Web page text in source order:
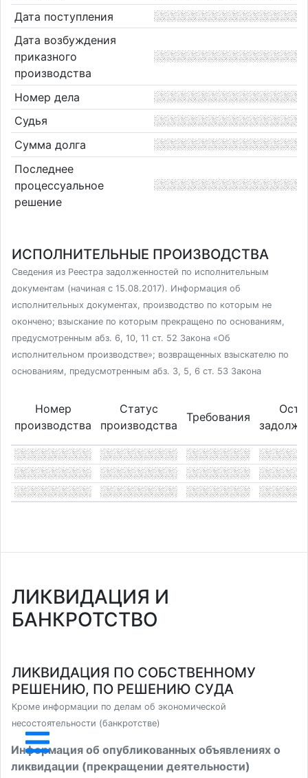
Дата поступления
Дата возбуждения
приказного
производства
Номер дела
Судья
Сумма долга
Последнее
процессуальное
решение
ИСПОЛНИТЕЛЬНЫЕ ПРОИЗВОДСТВА
Сведения из Реестра задолженностей по исполнительным
документам (начиная с 15.08.2017). Информация об
исполнительных документах, производство по которым не
окончено; взыскание по которым прекращено по основаниям,
предусмотренным абз. 6, 10, 11 ст. 52 Закона «Об
исполнительном производстве»; возвращенных взыскателю по
основаниям, предусмотренным абз. 3, 5, 6 ст. 53 Закона
Номер
производства
Статус
производства
Требования
ЛИКВИДАЦИЯ И
БАНКРОТСТВО
ЛИКВИДАЦИЯ ПО СОБСТВЕННОМУ
РЕШЕНИЮ, ПО РЕШЕНИЮ СУДА
Кроме информации по делам об экономической
несостоятельности (банкротстве)
Информация об опубликованных объявлениях о
ликвидации (прекращении деятельности)